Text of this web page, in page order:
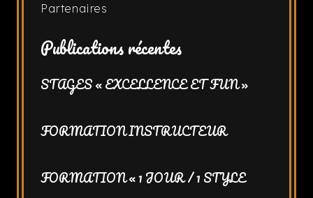
Partenaires
Publications récentes
STAGES « EXCELLENCE ET FUN »
FORMATION INSTRUCTEUR
FORMATION « 1 JOUR / 1 STYLE